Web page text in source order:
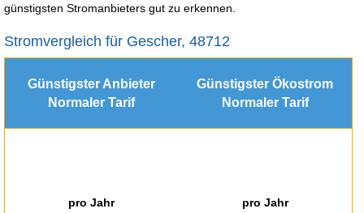
günstigsten Stromanbieters gut zu erkennen.
Stromvergleich für Gescher, 48712
Günstigster Anbieter
Normaler Tarif
Günstigster Ökostrom
Normaler Tarif
pro Jahr pro Jahr